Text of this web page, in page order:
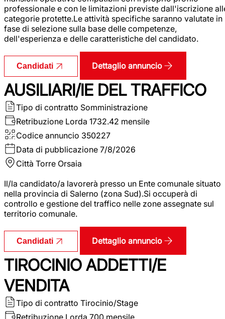
professionale e con le limitazioni previste dall'iscrizione
categorie protette.Le attività specifiche saranno valutate in
fase di selezione sulla base delle competenze,
dell'esperienza e delle caratteristiche del candidato.
Candidati Dettaglio annuncio
AUSILIARI/IE DEL TRAFFICO
Tipo di contratto Somministrazione
Retribuzione Lorda 1732.42 mensile
Codice annuncio 350227
Data di pubblicazione 7/8/2026
Città Torre Orsaia
Il/la candidato/a lavorerà presso un Ente comunale situato
nella provincia di Salerno (zona Sud).Si occuperà di
controllo e gestione del traffico nelle zone assegnate sul
territorio comunale.
Candidati Dettaglio annuncio
TIROCINIO ADDETTI/E
VENDITA
Tipo di contratto Tirocinio/Stage
Retribuzione Lorda 700 mensile